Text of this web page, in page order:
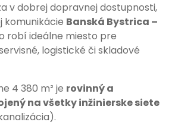
v dobrej dopravnej dostupnosti,
komunikácie Banská Bystrica –
robí ideálne miesto pre
logistické či skladové
4 380 m² je rovinný a
na všetky inžinierske siete